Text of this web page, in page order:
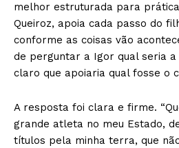
melhor estruturada para
Queiroz, apoia cada passo do
conforme as coisas vão
de perguntar a Igor qual seria a
claro que apoiaria qual fosse o
A resposta foi clara e firme.
grande atleta no meu Estado,
títulos pela minha terra, que